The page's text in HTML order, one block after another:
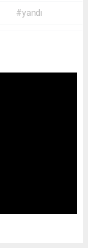
#yandı